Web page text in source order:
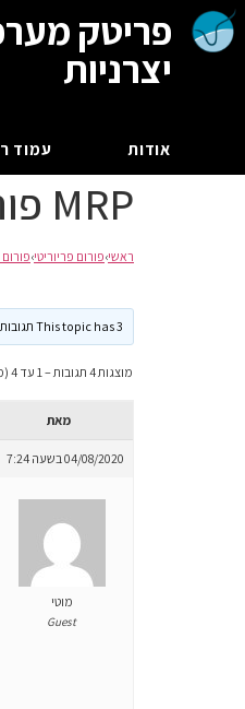
פריטק
יצרניות
אודות עמוד
MRP פותח פקעות לתאריכים רחוקים בעבר
ראשי›פורום פריוריטי›
This topic has 3 תגובות, משתתף 1, and was last updated
מוצגות 4 תגובות – 1 עד 4 (מתוך 4 סה״כ)
מאת
04/08/2020 בשעה 7:24
מוטי
Guest